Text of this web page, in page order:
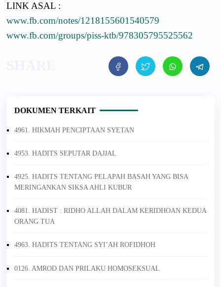
LINK ASAL :
www.fb.com/notes/1218155601540579
www.fb.com/groups/piss-ktb/978305795525562
DOKUMEN TERKAIT
4961. HIKMAH PENCIPTAAN SYETAN
4953. HADITS SEPUTAR DAJJAL
4925. HADITS TENTANG PELAPAH BASAH YANG BISA
MERINGANKAN SIKSA AHLI KUBUR
4081. HADIST : RIDHO ALLAH DALAM KERIDHOAN KEDUA
ORANG TUA
4963. HADITS TENTANG SYI’AH ROFIDHOH
0126. AMROD DAN PRILAKU HOMOSEKSUAL